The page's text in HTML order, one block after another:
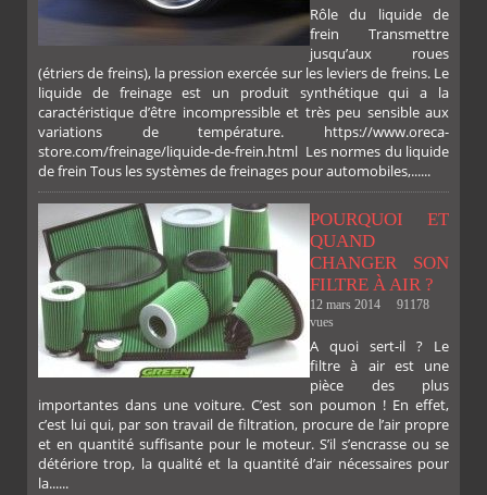
Rôle du liquide de
frein Transmettre
jusqu’aux roues
(étriers de freins), la pression exercée sur les leviers de freins. Le
liquide de freinage est un produit synthétique qui a la
caractéristique d’être incompressible et très peu sensible aux
variations de température. https://www.oreca-
store.com/freinage/liquide-de-frein.html Les normes du liquide
de frein Tous les systèmes de freinages pour automobiles,......
POURQUOI ET
QUAND
CHANGER SON
FILTRE À AIR ?
12 mars 2014
91178
vues
A quoi sert-il ? Le
filtre à air est une
pièce des plus
importantes dans une voiture. C’est son poumon ! En effet,
c’est lui qui, par son travail de filtration, procure de l’air propre
et en quantité suffisante pour le moteur. S’il s’encrasse ou se
détériore trop, la qualité et la quantité d’air nécessaires pour
la......